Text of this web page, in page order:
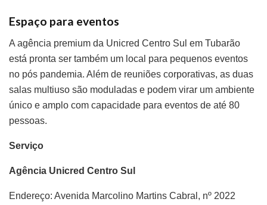
Espaço para eventos
A agência premium da Unicred Centro Sul em Tubarão
está pronta ser também um local para pequenos eventos
no pós pandemia. Além de reuniões corporativas, as duas
salas multiuso são moduladas e podem virar um ambiente
único e amplo com capacidade para eventos de até 80
pessoas.
Serviço
Agência Unicred Centro Sul
Endereço: Avenida Marcolino Martins Cabral, nº 2022